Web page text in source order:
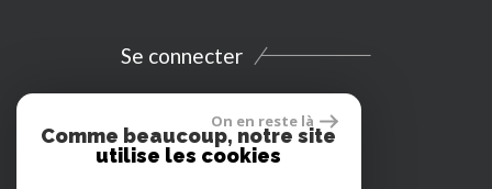
Se connecter
Espace propriétaires
Extranet
On en reste là
Comme beaucoup, notre site
utilise les cookies